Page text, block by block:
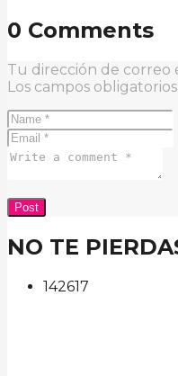
0 Comments
Tu dirección de correo
Los campos
NO TE
142617